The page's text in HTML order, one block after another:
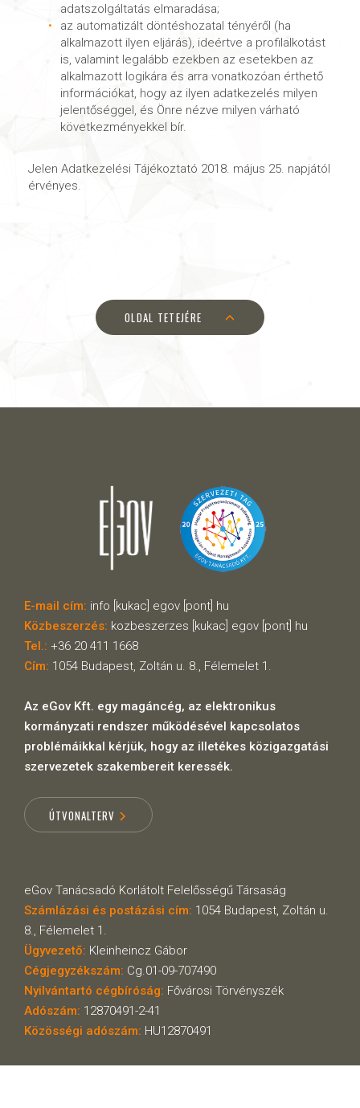
adatszolgáltatás elmaradása;
az automatizált döntéshozatal tényéről (ha
alkalmazott ilyen eljárás), ideértve a profilalkotást
is, valamint legalább ezekben az esetekben az
alkalmazott logikára és arra vonatkozóan érthető
információkat, hogy az ilyen adatkezelés milyen
jelentőséggel, és Önre nézve milyen várható
következményekkel bír.
Jelen Adatkezelési Tájékoztató 2018. május 25. napjától
érvényes.
OLDAL TETEJÉRE
E-mail cím: info [kukac] egov [pont] hu
Közbeszerzés: kozbeszerzes [kukac] egov [pont] hu
Tel.: +36 20 411 1668
Cím: 1054 Budapest, Zoltán u. 8., Félemelet 1.
Az eGov Kft. egy magáncég, az elektronikus
kormányzati rendszer működésével kapcsolatos
problémáikkal kérjük, hogy az illetékes közigazgatási
szervezetek szakembereit keressék.
ÚTVONALTERV
eGov Tanácsadó Korlátolt Felelősségű Társaság
Számlázási és postázási cím: 1054 Budapest, Zoltán u.
8., Félemelet 1.
Ügyvezető: Kleinheincz Gábor
Cégjegyzékszám: Cg.01-09-707490
Nyilvántartó cégbíróság: Fővárosi Törvényszék
Adószám: 12870491-2-41
Közösségi adószám: HU12870491